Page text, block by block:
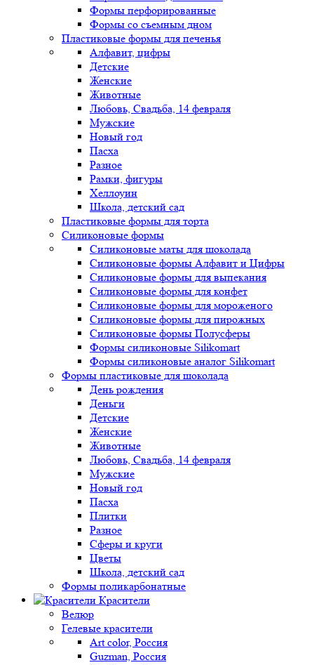
Формы перфорированные
Формы со съемным дном
Пластиковые формы для печенья
Алфавит, цифры
Детские
Женские
Животные
Любовь, Свадьба, 14 февраля
Мужские
Новый год
Пасха
Разное
Рамки, фигуры
Хеллоуин
Школа, детский сад
Пластиковые формы для торта
Силиконовые формы
Силиконовые маты для шоколада
Силиконовые формы Алфавит и Цифры
Силиконовые формы для выпекания
Силиконовые формы для конфет
Силиконовые формы для мороженого
Силиконовые формы для пирожных
Силиконовые формы Полусферы
Формы силиконовые Silikomart
Формы силиконовые аналог Silikomart
Формы пластиковые для шоколада
День рождения
Деньги
Детские
Женские
Животные
Любовь, Свадьба, 14 февраля
Мужские
Новый год
Пасха
Плитки
Разное
Сферы и круги
Цветы
Школа, детский сад
Формы поликарбонатные
Красители
Велюр
Гелевые красители
Art color, Россия
Guzman, Россия